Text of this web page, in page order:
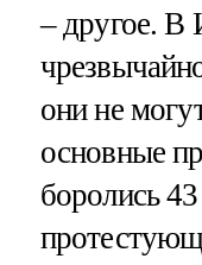
– другое. В
они не
основные
боролись